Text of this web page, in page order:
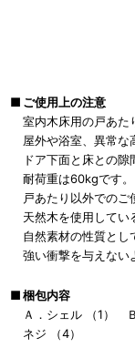
■ ご使用上の注意
室内木床用の戸あた
屋外や浴室、異常な
ドア下面と床との隙
耐荷重は60kgです。
戸あたり以外でのご
天然木を使用してい
自然素材の性質とし
強い衝撃を与えない
■梱包内容
Ａ．シェル （1）
ネジ （4）